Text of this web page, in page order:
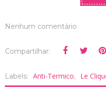
Nenhum comentário
Compartilhar:
Labels: Anti-Termico, Le